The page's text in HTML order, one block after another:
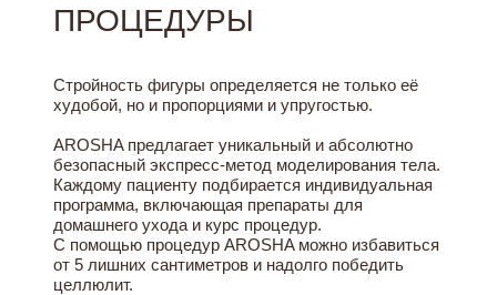
Стройность фигуры определяется не только её
худобой, но и пропорциями и упругостью.
AROSHA предлагает уникальный и абсолютно
безопасный экспресс-метод моделирования тела.
Каждому пациенту подбирается индивидуальная
программа, включающая препараты для
домашнего ухода и курс процедур.
С помощью процедур AROSHA можно избавиться
от 5 лишних сантиметров и надолго победить
целлюлит.
ПРОЦЕДУРЫ